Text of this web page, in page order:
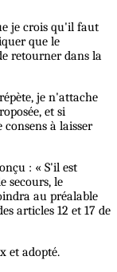
je crois qu'il faut
que le
retourner dans la
je n'attache
et si
à laisser
: « S'il est
secours, le
au préalable
articles 12 et 17 de
et adopté.